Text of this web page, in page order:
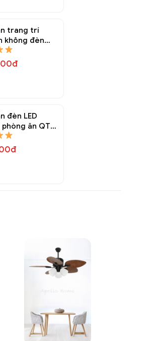
trang trí
không đèn
đèn LED
ăn QTT